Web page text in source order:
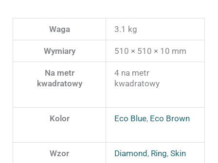
Waga 3.1 kg
Wymiary 510 × 510 × 10 mm
Na metr
kwadratowy
4 na metr
kwadratowy
Kolor Eco Blue, Eco Brown
Wzor Diamond, Ring,Skin